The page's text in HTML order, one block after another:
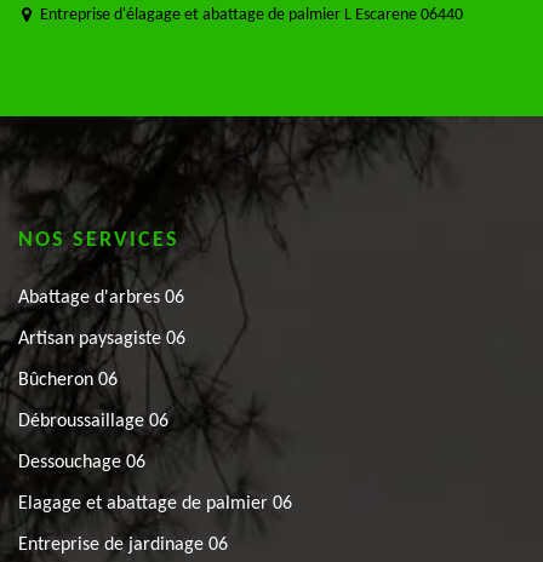
Entreprise d'élagage et abattage de palmier L Escarene 06440
NOS SERVICES
Abattage d'arbres 06
Artisan paysagiste 06
Bûcheron 06
Débroussaillage 06
Dessouchage 06
Elagage et abattage de palmier 06
Entreprise de jardinage 06